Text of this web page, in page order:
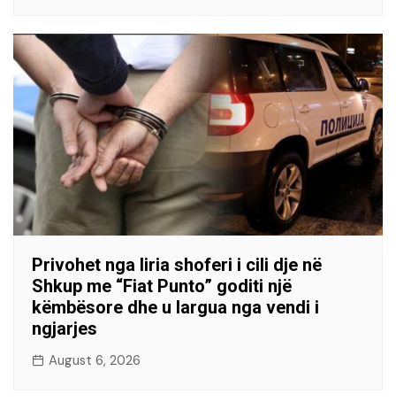
Privohet nga liria shoferi i cili dje në
Shkup me “Fiat Punto” goditi një
këmbësore dhe u largua nga vendi i
ngjarjes
August 6, 2026